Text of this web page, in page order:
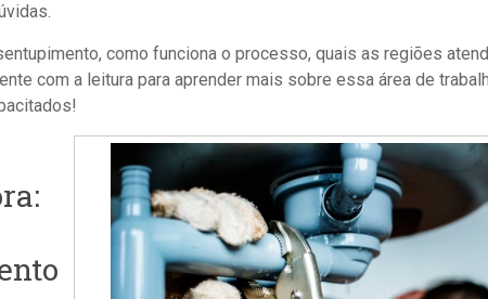
como funciona o processo, quais as regiões
com a leitura para aprender mais sobre essa área de